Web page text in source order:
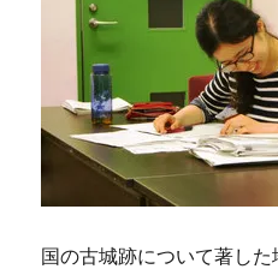
国の古城跡について著し